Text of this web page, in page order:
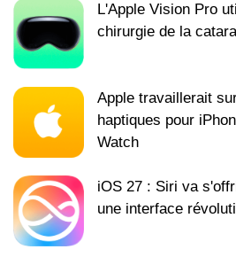
L'Apple Vision Pro
chirurgie de la
Apple travaillerait
haptiques pour
Watch
iOS 27 : Siri va
une interface